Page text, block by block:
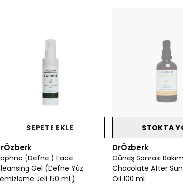
SEPETE EKLE
(Defne ) Face
Gel (Defne Yüz
Jeli 150 mL)
STOKTA
DrÖzberk
Güneş Sonrası
Chocolate After
Oil 100 mL